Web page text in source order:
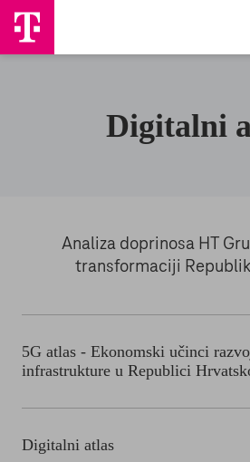
Digitalni
Analiza doprinosa HT
transformaciji
5G atlas - Ekonomski učinci
infrastrukture u Republici
Digitalni atlas